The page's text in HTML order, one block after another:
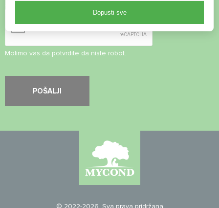
Molimo vas da potvrdite da niste robot.
© 2022-2026. Sva prava pridržana
Dopusti sve